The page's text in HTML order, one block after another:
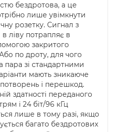
бездротова, а це
лише увімкнути
розетку. Сигнал з
ліву потрапляє в
закритого
по дроту, для чого
пара зі стандартними
мають зникаюче
і перешкод.
здатності переданого
і 24 біт/96 кГц
лише в тому разі, якщо
багато бездротових